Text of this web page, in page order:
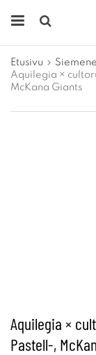
Etusivu
Aquilegia ×
McKana Giants
Aquilegia ×
Pastell-,